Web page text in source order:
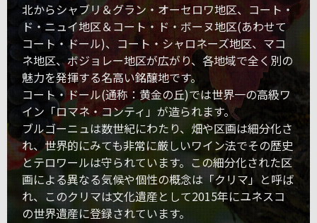
北からシャブリ＆グラン・オーセロワ地区、コート・
ド・ニュイ地区＆コート・ド・ボーヌ地区(あわせて
コート・ドール)、コート・シャロネーズ地区、マコ
ネ地区、ボジョレー地区が広がり、各地域で全く別の
魅力を発揮する名高い銘醸地です。
コート・ドール(通称：黄金の丘)では世界一の高級ワ
イン「ロマネ・コンティ」が造られます。
ブルゴーニュは数世紀にわたり、畑や区画は細分化さ
れ、世界的にみても非常に厳しいワイン法でその歴史
とテロワールは守られています。この細分化された区
画による異なる気候や個性の概念は「クリマ」と呼ば
れ、このクリマは文化遺産として2015年にユネスコ
の世界遺産に登録されています。